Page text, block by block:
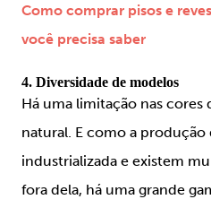
Como comprar pisos e
você precisa saber
4. Diversidade de modelos
Há uma limitação nas cores
natural. E como a
industrializada e existem
fora dela, há uma grande